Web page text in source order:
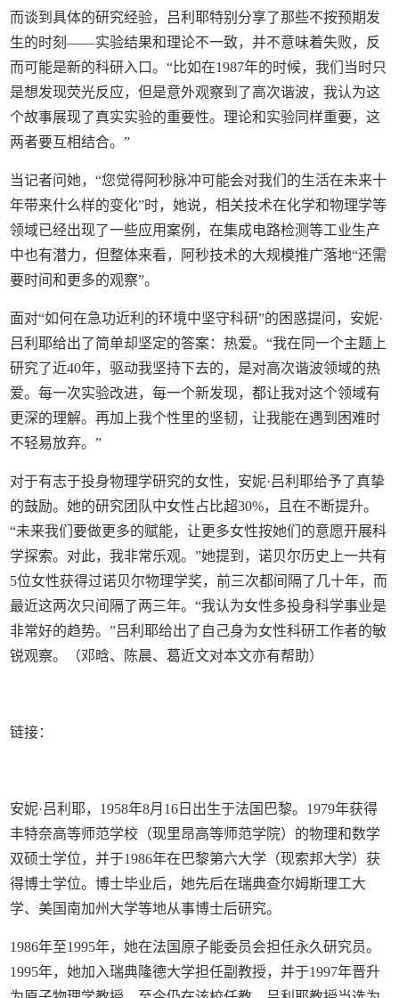
而谈到具体的研究经验，吕利耶特别分享了那些不按预期发
生的时刻——实验结果和理论不一致，并不意味着失败，反
而可能是新的科研入口。“比如在1987年的时候，我们当时只
是想发现荧光反应，但是意外观察到了高次谐波，我认为这
个故事展现了真实实验的重要性。理论和实验同样重要，这
两者要互相结合。”
当记者问她，“您觉得阿秒脉冲可能会对我们的生活在未来十
年带来什么样的变化”时，她说，相关技术在化学和物理学等
领域已经出现了一些应用案例，在集成电路检测等工业生产
中也有潜力，但整体来看，阿秒技术的大规模推广落地“还需
要时间和更多的观察”。
面对“如何在急功近利的环境中坚守科研”的困惑提问，安妮·
吕利耶给出了简单却坚定的答案：热爱。“我在同一个主题上
研究了近40年，驱动我坚持下去的，是对高次谐波领域的热
爱。每一次实验改进，每一个新发现，都让我对这个领域有
更深的理解。再加上我个性里的坚韧，让我能在遇到困难时
不轻易放弃。”
对于有志于投身物理学研究的女性，安妮·吕利耶给予了真挚
的鼓励。她的研究团队中女性占比超30%，且在不断提升。
“未来我们要做更多的赋能，让更多女性按她们的意愿开展科
学探索。对此，我非常乐观。”她提到，诺贝尔历史上一共有
5位女性获得过诺贝尔物理学奖，前三次都间隔了几十年，而
最近这两次只间隔了两三年。“我认为女性多投身科学事业是
非常好的趋势。”吕利耶给出了自己身为女性科研工作者的敏
锐观察。（邓晗、陈晨、葛近文对本文亦有帮助）
链接：
安妮·吕利耶，1958年8月16日出生于法国巴黎。1979年获得
丰特奈高等师范学校（现里昂高等师范学院）的物理和数学
双硕士学位，并于1986年在巴黎第六大学（现索邦大学）获
得博士学位。博士毕业后，她先后在瑞典查尔姆斯理工大
学、美国南加州大学等地从事博士后研究。
1986年至1995年，她在法国原子能委员会担任永久研究员。
1995年，她加入瑞典隆德大学担任副教授，并于1997年晋升